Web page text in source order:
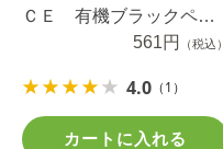
ＣＥ 有機ブラックペッ
パー（ホール） １７.５
561円 （税込）
4.0 （1）
カートに入れる